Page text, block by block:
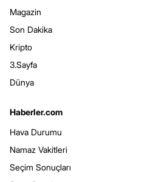
Magazin
Son Dakika
Kripto
3.Sayfa
Dünya
Haberler.com
Hava Durumu
Namaz Vakitleri
Seçim Sonuçları